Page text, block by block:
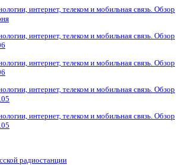
интернет, телеком и мобильная связь. Обзор
интернет, телеком и мобильная связь. Обзор
интернет, телеком и мобильная связь. Обзор
интернет, телеком и мобильная связь. Обзор
интернет, телеком и мобильная связь. Обзор
радиостанции